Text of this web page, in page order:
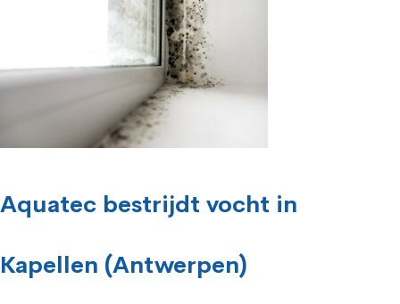
Aquatec bestrijdt vocht in
Kapellen (Antwerpen)